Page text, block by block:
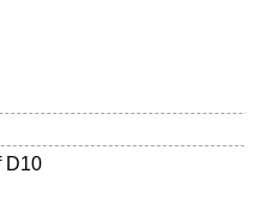
D10